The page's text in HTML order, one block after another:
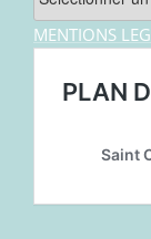
MENTIONS